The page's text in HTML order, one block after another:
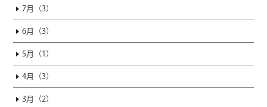
7月（3）
6月（3）
5月（1）
4月（3）
3月（2）